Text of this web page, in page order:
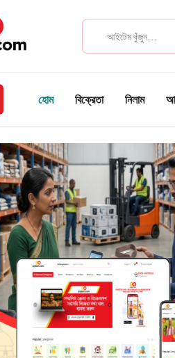
হোম বিক্রেতা নিলাম